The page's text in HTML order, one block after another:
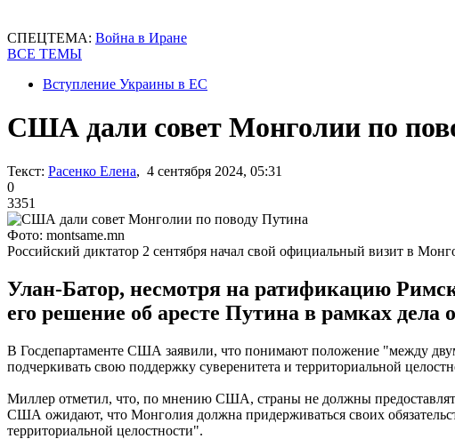
СПЕЦТЕМА: Война в Иране
ВСЕ ТЕМЫ
Вступление Украины в ЕС
США дали совет Монголии по
Текст: Расенко Елена, 4 сентября 2024, 05:31
0
3351
Фото: montsame.mn
Российский диктатор 2 сентября начал свой официальный визит в
Улан-Батор, несмотря на ратификацию
его решение об аресте Путина в рамках
В Госдепартаменте США заявили, что понимают положение "между
подчеркивать свою поддержку суверенитета и территориальной
Миллер отметил, что, по мнению США, страны не должны
США ожидают, что Монголия должна придерживаться своих
территориальной целостности".